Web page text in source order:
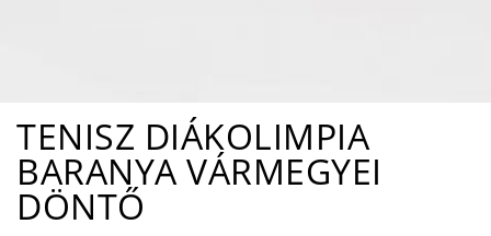
TENISZ DIÁKOLIMPIA
BARANYA VÁRMEGYEI
DÖNTŐ